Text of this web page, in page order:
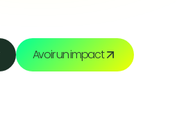
Avoir un impact